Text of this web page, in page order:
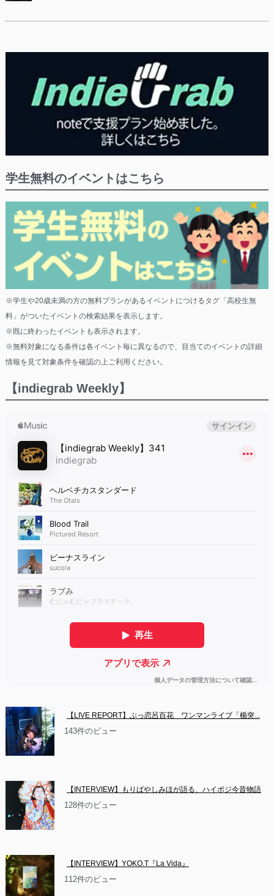
学生無料のイベントはこちら
※学生や20歳未満の方の無料プランがあるイベントにつけるタグ「高校生無
料」がついたイベントの検索結果を表示します。
※既に終わったイベントも表示されます。
※無料対象になる条件は各イベント毎に異なるので、目当てのイベントの詳細
情報を見て対象条件を確認の上ご利用ください。
【indiegrab Weekly】
【LIVE REPORT】ぶっ恋呂百花　ワンマンライブ「楯突...
143件のビュー
【INTERVIEW】もりばやしみほが語る、ハイポジ今昔物語
128件のビュー
【INTERVIEW】YOKO.T『La Vida』
112件のビュー